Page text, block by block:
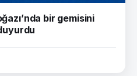
bir gemisini